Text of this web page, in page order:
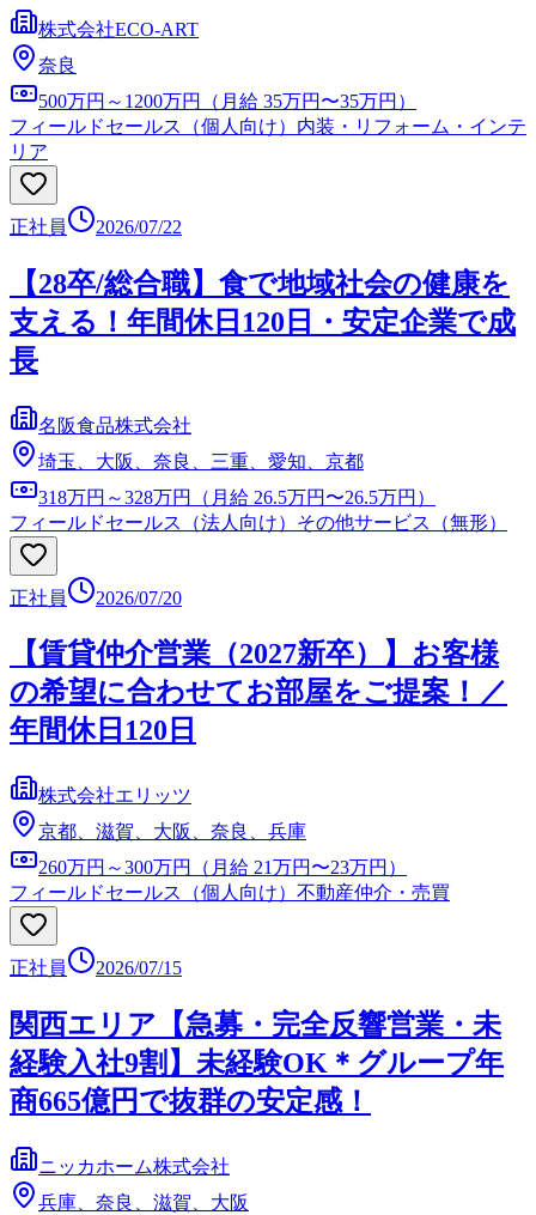
株式会社ECO-ART
奈良
500万円～1200万円（月給 35万円〜35万円）
フィールドセールス（個人向け） 内装・リフォーム・インテ
リア
正社員 2026/07/22
【28卒/総合職】食で地域社会の健康を
支える！年間休日120日・安定企業で成
長
名阪食品株式会社
埼玉、大阪、奈良、三重、愛知、京都
318万円～328万円（月給 26.5万円〜26.5万円）
フィールドセールス（法人向け） その他サービス（無形）
正社員 2026/07/20
【賃貸仲介営業（2027新卒）】お客様
の希望に合わせてお部屋をご提案！／
年間休日120日
株式会社エリッツ
京都、滋賀、大阪、奈良、兵庫
260万円～300万円（月給 21万円〜23万円）
フィールドセールス（個人向け） 不動産仲介・売買
正社員 2026/07/15
関西エリア【急募・完全反響営業・未
経験入社9割】未経験OK＊グループ年
商665億円で抜群の安定感！
ニッカホーム株式会社
兵庫、奈良、滋賀、大阪